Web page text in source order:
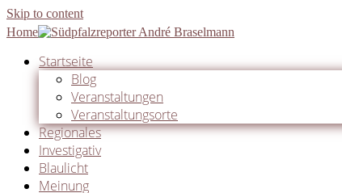
Skip to content
Home
Startseite
Blog
Veranstaltungen
Veranstaltungsorte
Regionales
Investigativ
Blaulicht
Meinung